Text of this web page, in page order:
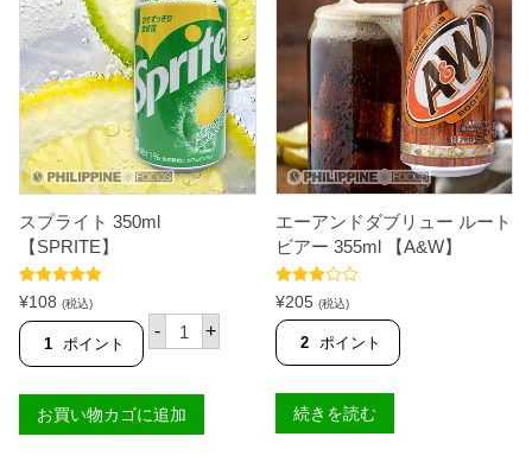
ジ
ュ
ー
ス
2
3
7
m
l
【
O
Y
スプライト 350ml
【SPRITE】
5段階中5.00
の評価
¥108 (税込)
1 ポイント
- ス
プ
ト
3
5
+
お買い物カゴに追加
エーアンドダブリュー ルート
ビアー 355ml 【A&W】
5段階中
3.50 の
評価
¥205 (税込)
2 ポイント
続きを読む